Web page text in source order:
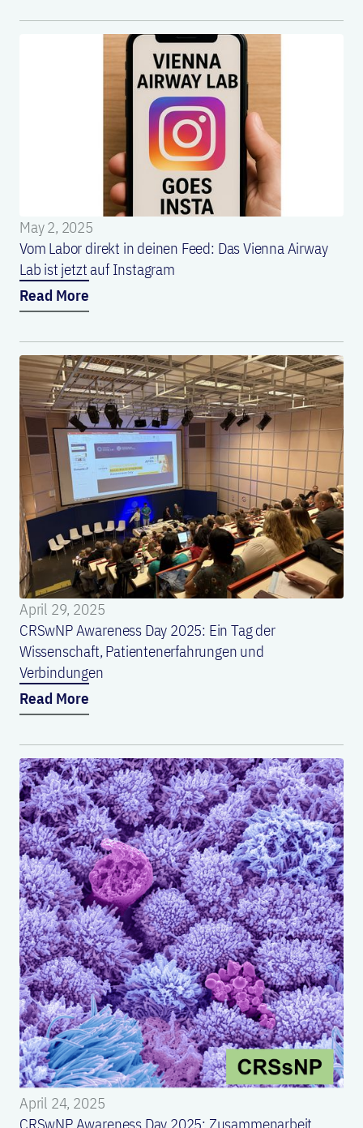
May 2, 2025
Vom Labor direkt in deinen Feed: Das Vienna Airway
Lab ist jetzt auf Instagram
Read More
April 29, 2025
CRSwNP Awareness Day 2025: Ein Tag der
Wissenschaft, Patientenerfahrungen und
Verbindungen
Read More
April 24, 2025
CRSwNP Awareness Day 2025: Zusammenarbeit